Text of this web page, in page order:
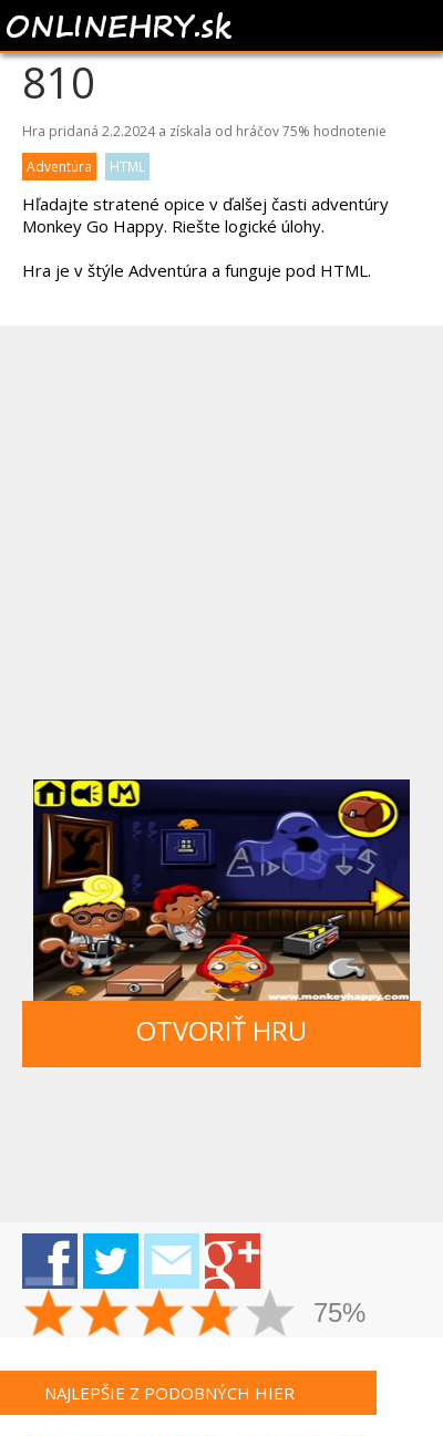
MONKEY GO HAPPY
810
Hra pridaná 2.2.2024 a získala od hráčov75% hodnotenie
Adventúra
HTML
Hľadajte stratené opice v ďalšej časti adventúry
Monkey Go Happy. Riešte logické úlohy.
Hra je v štýle Adventúra a funguje pod HTML.
OTVORIŤ HRU
75%
NAJLEPŠIE Z PODOBNÝCH HIER